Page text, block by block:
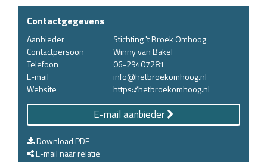
Contactgegevens
Aanbieder
Stichting 't Broek Omhoog
Contactpersoon
Winny van Bakel
Telefoon
06-29407281
E-mail
info@hetbroekomhoog.nl
Website
https://hetbroekomhoog.nl
E-mail aanbieder
Download PDF
E-mail naar relatie